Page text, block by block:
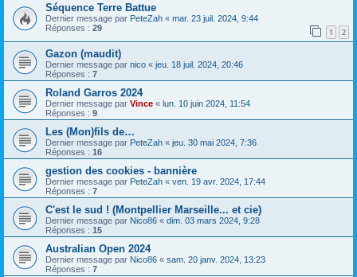
Séquence Terre Battue
Dernier message par PeteZah « mar. 23 juil. 2024, 9:44
Réponses : 29 1 2
Gazon (maudit)
Dernier message par nico « jeu. 18 juil. 2024, 20:46
Réponses : 7
Roland Garros 2024
Dernier message par Vince « lun. 10 juin 2024, 11:54
Réponses : 9
Les (Mon)fils de…
Dernier message par PeteZah « jeu. 30 mai 2024, 7:36
Réponses : 16
gestion des cookies - bannière
Dernier message par PeteZah « ven. 19 avr. 2024, 17:44
Réponses : 7
C'est le sud ! (Montpellier Marseille... et cie)
Dernier message par Nico86 « dim. 03 mars 2024, 9:28
Réponses : 15
Australian Open 2024
Dernier message par Nico86 « sam. 20 janv. 2024, 13:23
Réponses : 7